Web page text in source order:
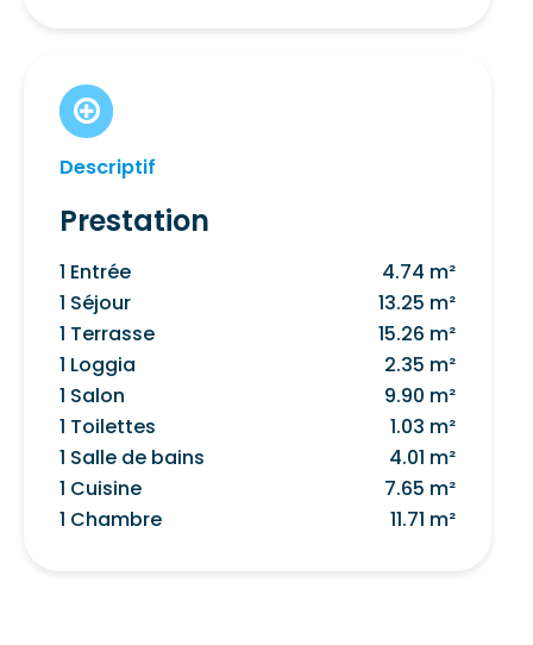
Descriptif
Prestation
1 Entrée
4.74 m²
1 Séjour
13.25 m²
1 Terrasse
15.26 m²
1 Loggia
2.35 m²
1 Salon
9.90 m²
1 Toilettes
1.03 m²
1 Salle de bains
4.01 m²
1 Cuisine
7.65 m²
1 Chambre
11.71 m²